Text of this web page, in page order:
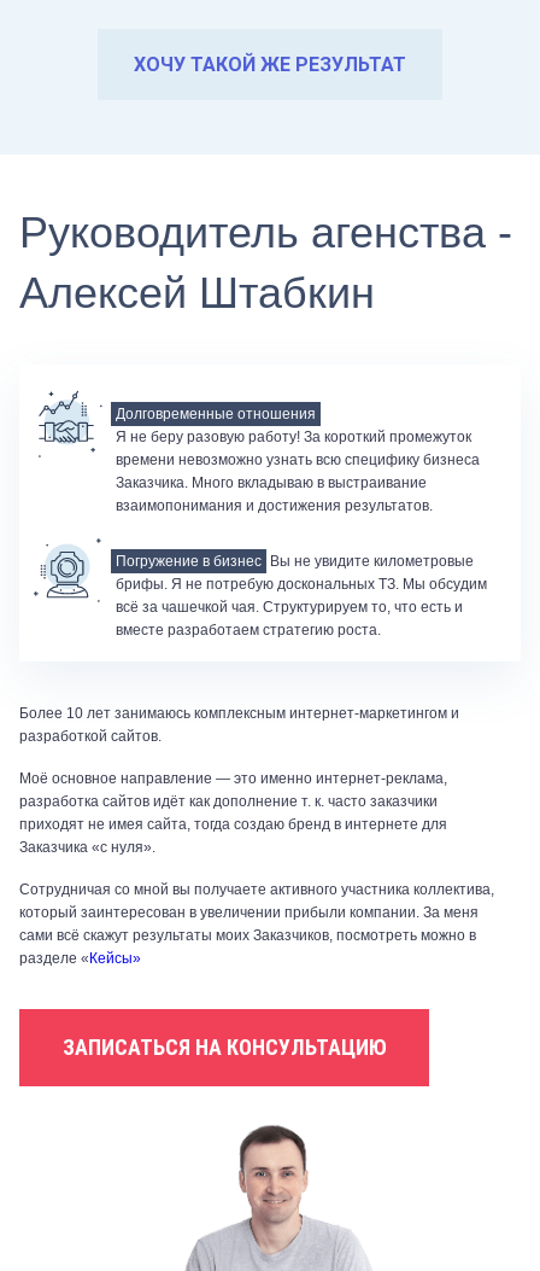
ХОЧУ ТАКОЙ ЖЕ РЕЗУЛЬТАТ
Руководитель агенства -
Алексей Штабкин
Долговременные отношения
Я не беру разовую работу! За короткий промежуток
времени невозможно узнать всю специфику бизнеса
Заказчика. Много вкладываю в выстраивание
взаимопонимания и достижения результатов.
Погружение в бизнес
Вы не увидите километровые
брифы. Я не потребую доскональных ТЗ. Мы обсудим
всё за чашечкой чая. Структурируем то, что есть и
вместе разработаем стратегию роста.
Более 10 лет занимаюсь комплексным интернет-маркетингом и
разработкой сайтов.
Моё основное направление — это именно интернет-реклама,
разработка сайтов идёт как дополнение т. к. часто заказчики
приходят не имея сайта, тогда создаю бренд в интернете для
Заказчика «с нуля».
Сотрудничая со мной вы получаете активного участника коллектива,
который заинтересован в увеличении прибыли компании. За меня
сами всё скажут результаты моих Заказчиков, посмотреть можно в
разделе «Кейсы»
ЗАПИСАТЬСЯ НА КОНСУЛЬТАЦИЮ